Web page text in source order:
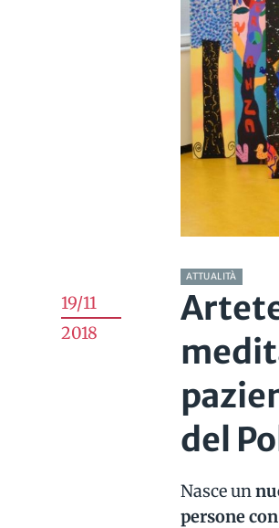
19/11
2018
ATTUALITÀ
del
Nasce un
persone